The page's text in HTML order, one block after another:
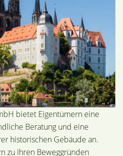
bietet Eigentümern eine
Beratung und eine
historischen Gebäude an.
zu Ihren Beweggründen